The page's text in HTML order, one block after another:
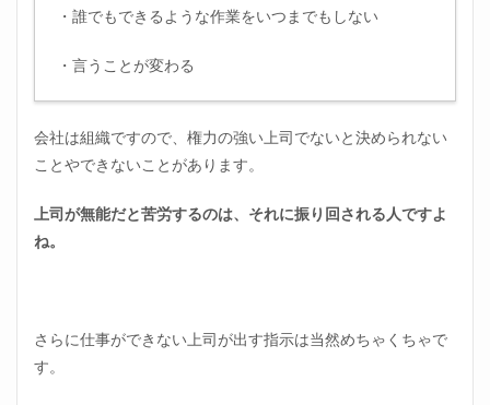
無能
上司
いる
のは
百害
て一
し！
まい
・誰でもできるような作業をいつまでもしない
・言うことが変わる
会社は組織ですので、権力の強い上司でないと決められない
ことやできないことがあります。
上司が無能だと苦労するのは、それに振り回される人ですよ
ね。
さらに仕事ができない上司が出す指示は当然めちゃくちゃで
す。